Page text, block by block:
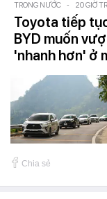
TRONG NƯỚC - 20 GIỜ
Toyota tiếp
BYD muốn
'nhanh hơn' ở
Chia sẻ